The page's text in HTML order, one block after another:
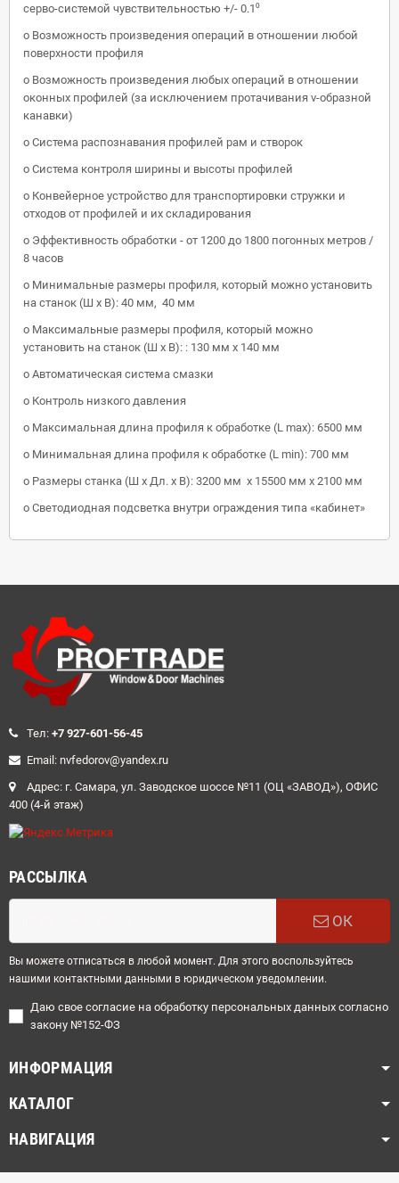
серво-системой чувствительностью +/- 0.1⁰
o Возможность произведения операций в отношении любой
поверхности профиля
o Возможность произведения любых операций в отношении
оконных профилей (за исключением протачивания v-образной
канавки)
o Система распознавания профилей рам и створок
o Система контроля ширины и высоты профилей
o Конвейерное устройство для транспортировки стружки и
отходов от профилей и их складирования
o Эффективность обработки - от 1200 до 1800 погонных метров /
8 часов
o Минимальные размеры профиля, который можно установить
на станок (Ш x В): 40 мм, 40 мм
o Максимальные размеры профиля, который можно
установить на станок (Ш x В): : 130 мм x 140 мм
o Автоматическая система смазки
o Контроль низкого давления
o Максимальная длина профиля к обработке (L max): 6500 мм
o Минимальная длина профиля к обработке (L min): 700 мм
o Размеры станка (Ш x Дл. x В): 3200 мм x 15500 мм x 2100 мм
o Светодиодная подсветка внутри ограждения типа «кабинет»
Teл: +7 927-601-56-45
Email: nvfedorov@yandex.ru
Адрес: г. Самара, ул. Заводское шоссе №11 (ОЦ «ЗАВОД»), ОФИС
400 (4-й этаж)
РАССЫЛКА
ОК
Вы можете отписаться в любой момент. Для этого воспользуйтесь
нашими контактными данными в юридическом уведомлении.
Даю свое согласие на обработку персональных данных согласно
закону №152-ФЗ
ИНФОРМАЦИЯ
КАТАЛОГ
НАВИГАЦИЯ